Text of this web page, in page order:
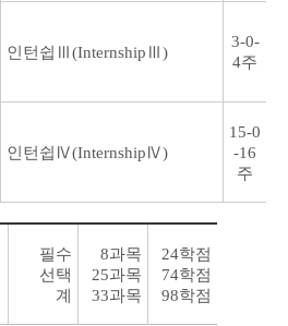
인턴쉽Ⅲ(InternshipⅢ)
3-0-
4주
인턴쉽Ⅳ(InternshipⅣ)
15-0
-16
주
필수
선택
계
8과목
25과목
33과목
24학점
74학점
98학점